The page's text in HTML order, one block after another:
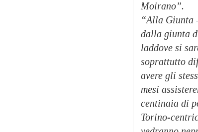
Moirano”.
“Alla Giunta
dalla giunta
laddove si
soprattutto
avere gli
mesi
centinaia di
Torino-